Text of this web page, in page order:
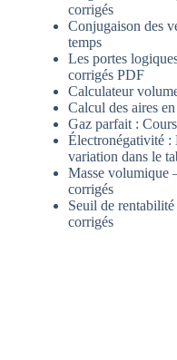
corrigés
Conjugaison des
temps
Les portes
corrigés PDF
Calculateur
Calcul des aires
Gaz parfait :
Électronégativité
variation dans le
Masse volumique
corrigés
Seuil de
corrigés